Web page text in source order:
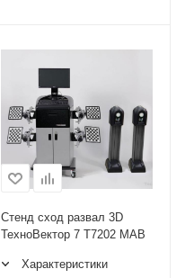
Стенд сход развал 3D
ТехноВектор 7 Т7202 MAB
Характеристики